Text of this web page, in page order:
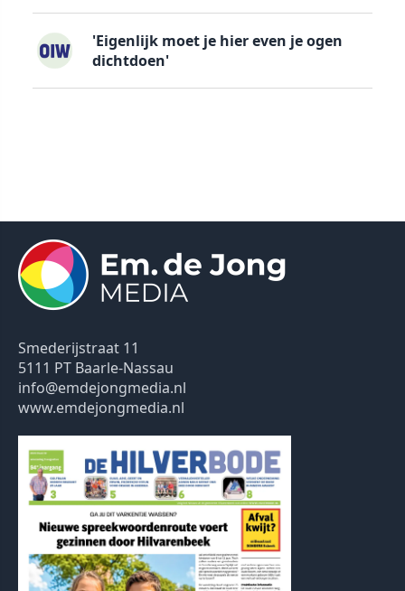
'Eigenlijk moet je hier even je ogen
dichtdoen'
Smederijstraat 11
5111 PT Baarle-Nassau
info@emdejongmedia.nl
www.emdejongmedia.nl